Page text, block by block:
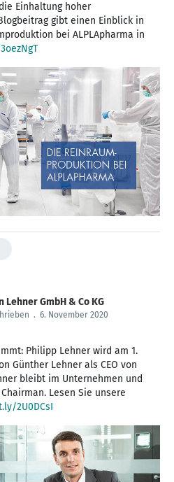
Einhaltung hoher
gibt einen Einblick in
bei ALPLApharma in
Lehner GmbH & Co KG
. 6. November 2020
Philipp Lehner wird am 1.
Günther Lehner als CEO von
bleibt im Unternehmen und
Lesen Sie unsere
2U0DCsI